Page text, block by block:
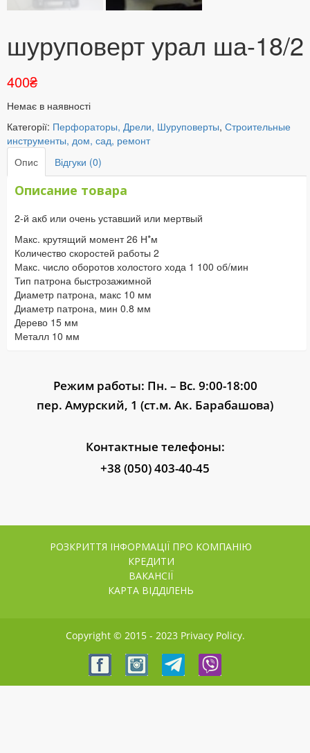
шуруповерт урал ша-18/2
400₴
Немає в наявності
Категорії: Перфораторы, Дрели, Шуруповерты, Строительные
инструменты, дом, сад, ремонт
Опис
Відгуки (0)
Описание товара
2-й акб или очень уставший или мертвый
Макс. крутящий момент 26 Н*м
Количество скоростей работы 2
Макс. число оборотов холостого хода 1 100 об/мин
Тип патрона быстрозажимной
Диаметр патрона, макс 10 мм
Диаметр патрона, мин 0.8 мм
Дерево 15 мм
Металл 10 мм
Режим работы: Пн. – Вс. 9:00-18:00
пер. Амурский, 1 (ст.м. Ак. Барабашова)
Контактные телефоны:
+38 (050) 403-40-45
РОЗКРИТТЯ ІНФОРМАЦІЇ ПРО КОМПАНІЮ
КРЕДИТИ
ВАКАНСІЇ
КАРТА ВІДДІЛЕНЬ
Copyright © 2015 - 2023 Privacy Policy.